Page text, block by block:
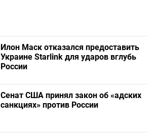
Илон Маск отказался предоставить
Украине Starlink для ударов вглубь
России
Сенат США принял закон об «адских
санкциях» против России